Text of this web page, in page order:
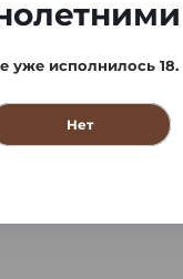
уже исполнилось 18.
Нет